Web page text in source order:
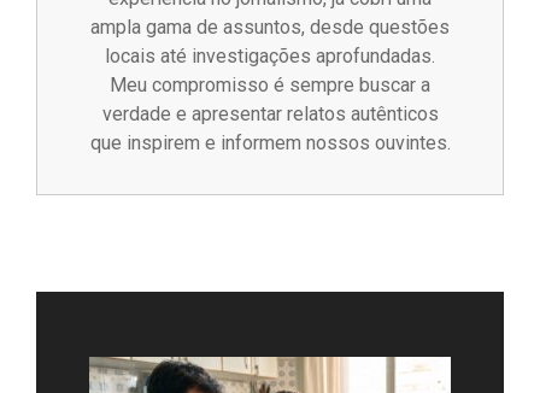
ampla gama de assuntos, desde questões
locais até investigações aprofundadas.
Meu compromisso é sempre buscar a
verdade e apresentar relatos autênticos
que inspirem e informem nossos ouvintes.